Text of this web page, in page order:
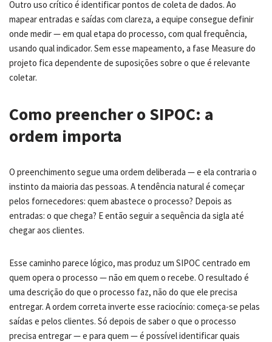
Outro uso crítico é identificar pontos de coleta de dados. Ao
mapear entradas e saídas com clareza, a equipe consegue definir
onde medir — em qual etapa do processo, com qual frequência,
usando qual indicador. Sem esse mapeamento, a fase Measure do
projeto fica dependente de suposições sobre o que é relevante
coletar.
Como preencher o SIPOC: a
ordem importa
O preenchimento segue uma ordem deliberada — e ela contraria o
instinto da maioria das pessoas. A tendência natural é começar
pelos fornecedores: quem abastece o processo? Depois as
entradas: o que chega? E então seguir a sequência da sigla até
chegar aos clientes.
Esse caminho parece lógico, mas produz um SIPOC centrado em
quem opera o processo — não em quem o recebe. O resultado é
uma descrição do que o processo faz, não do que ele precisa
entregar. A ordem correta inverte esse raciocínio: começa-se pelas
saídas e pelos clientes. Só depois de saber o que o processo
precisa entregar — e para quem — é possível identificar quais